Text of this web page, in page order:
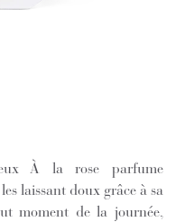
À la rose parfume
laissant doux grâce à sa
moment de la journée,